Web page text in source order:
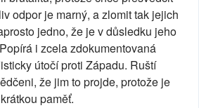
odpor je marný, a zlomit tak jejich
jedno, že je v důsledku jeho
i zcela zdokumentovaná
útočí proti Západu. Ruští
že jim to projde, protože je
paměť.